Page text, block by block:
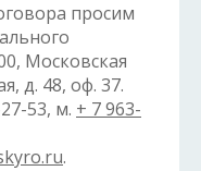
просим
Московская
д. 48, оф. 37.
53, м. + 7 963-
.